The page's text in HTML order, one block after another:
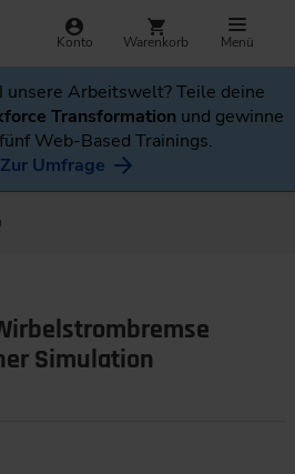
Konto Warenkorb Menü
unsere Arbeitswelt? Teile deine
Transformation und gewinne
Web-Based Trainings.
Zur Umfrage
Simulation